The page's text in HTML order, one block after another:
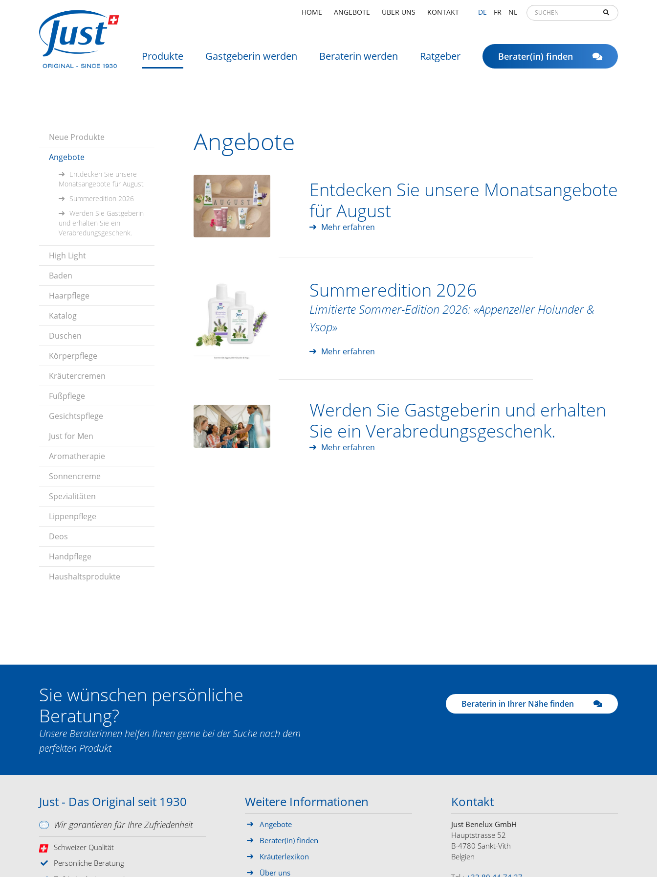
HOME ANGEBOTE ÜBER UNS KONTAKT DE FR NL
Produkte Gastgeberin werden Beraterin werden Ratgeber Berater(in) finden
Neue Produkte
Angebote
Entdecken Sie unsere
Monatsangebote für August
Summeredition 2026
Werden Sie Gastgeberin
und erhalten Sie ein
Verabredungsgeschenk.
High Light
Baden
Haarpflege
Katalog
Duschen
Körperpflege
Kräutercremen
Fußpflege
Gesichtspflege
Just for Men
Aromatherapie
Sonnencreme
Spezialitäten
Lippenpflege
Deos
Handpflege
Haushaltsprodukte
Angebote
Entdecken Sie unsere Monatsangebote
für August
Mehr erfahren
Summeredition 2026
Limitierte Sommer-Edition 2026: «Appenzeller Holunder &
Ysop»
Mehr erfahren
Werden Sie Gastgeberin und erhalten
Sie ein Verabredungsgeschenk.
Mehr erfahren
Sie wünschen persönliche
Beratung?
Unsere Beraterinnen helfen Ihnen gerne bei der Suche nach dem
perfekten Produkt
Beraterin in Ihrer Nähe finden
Just - Das Original seit 1930
Wir garantieren für Ihre Zufriedenheit
Schweizer Qualität
Persönliche Beratung
Weitere Informationen
Angebote
Berater(in) finden
Kräuterlexikon
Über uns
Kontakt
Just Benelux GmbH
Hauptstrasse 52
B-4780 Sankt-Vith
Belgien